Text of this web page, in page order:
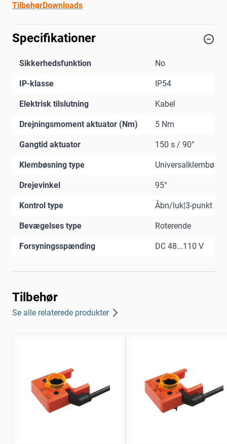
TilbehørDownloads
Specifikationer
Sikkerhedsfunktion No
IP-klasse IP54
Elektrisk tilslutning Kabel
Drejningsmoment aktuator (Nm) 5 Nm
Gangtid aktuator 150 s / 90°
Klembøsning type
Drejevinkel 95°
Kontrol type Åbn/luk|3-punkt
Bevægelses type Roterende
Forsyningsspænding DC 48...110 V
Tilbehør
Se alle relaterede produkter